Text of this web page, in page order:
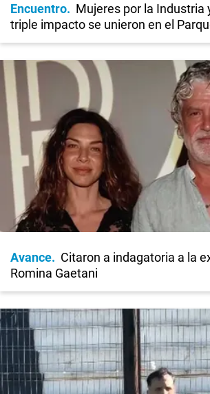
Encuentro
Mujeres por la Industria
triple impacto se unieron en el
Avance
Citaron a indagatoria a la
Romina Gaetani